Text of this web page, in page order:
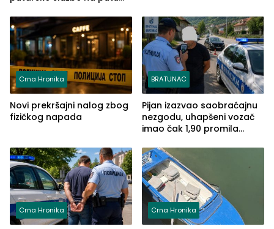
(FOTO)
Crna Hronika
Novi prekršajni nalog zbog
fizičkog napada
BRATUNAC
Pijan izazvao saobraćajnu
nezgodu, uhapšeni vozač
imao čak 1,90 promila
Crna Hronika Crna Hronika